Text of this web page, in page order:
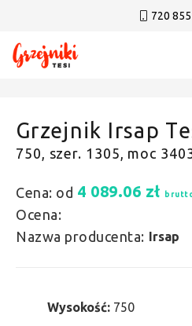
720
Grzejnik Irsap
750, szer. 1305, moc
Cena: od 4 089.06 zł
Ocena:
Nazwa producenta: Irsap
Wysokość: 750